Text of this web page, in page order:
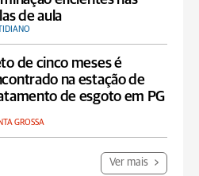
de aula
de cinco meses é
na estação de
de esgoto em PG
GROSSA
Ver mais